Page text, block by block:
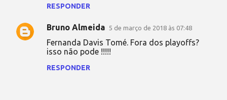
RESPONDER
Bruno Almeida 5 de março de 2018 às 07:48
Fernanda Davis Tomé. Fora dos playoffs?
isso não pode !!!!!
RESPONDER